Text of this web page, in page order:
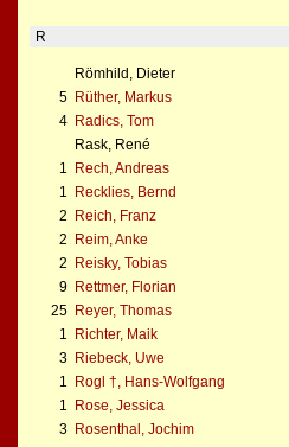
R
Römhild, Dieter
5 Rüther, Markus
4 Radics, Tom
Rask, René
1
Rech, Andreas
1
Recklies, Bernd
2
Reich, Franz
2
Reim, Anke
2
Reisky, Tobias
9 Rettmer, Florian
25 Reyer, Thomas
1
Richter, Maik
3 Riebeck, Uwe
1
Rogl †, Hans-Wolfgang
1
Rose, Jessica
3 Rosenthal, Jochim